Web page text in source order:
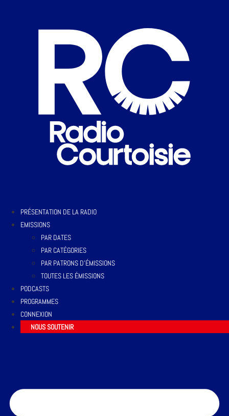
PRÉSENTATION DE LA RADIO
EMISSIONS
PAR DATES
PAR CATÉGORIES
PAR PATRONS D’ÉMISSIONS
TOUTES LES ÉMISSIONS
PODCASTS
PROGRAMMES
CONNEXION
NOUS SOUTENIR